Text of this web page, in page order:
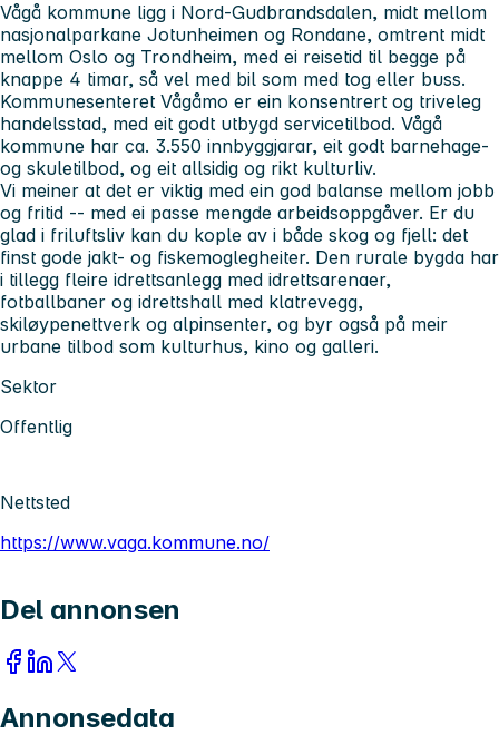
Vågå kommune ligg i Nord-Gudbrandsdalen, midt mellom
nasjonalparkane Jotunheimen og Rondane, omtrent midt
mellom Oslo og Trondheim, med ei reisetid til begge på
knappe 4 timar, så vel med bil som med tog eller buss.
Kommunesenteret Vågåmo er ein konsentrert og triveleg
handelsstad, med eit godt utbygd servicetilbod. Vågå
kommune har ca. 3.550 innbyggjarar, eit godt barnehage-
og skuletilbod, og eit allsidig og rikt kulturliv.
Vi meiner at det er viktig med ein god balanse mellom jobb
og fritid -- med ei passe mengde arbeidsoppgåver. Er du
glad i friluftsliv kan du kople av i både skog og fjell: det
finst gode jakt- og fiskemoglegheiter. Den rurale bygda har
i tillegg fleire idrettsanlegg med idrettsarenaer,
fotballbaner og idrettshall med klatrevegg,
skiløypenettverk og alpinsenter, og byr også på meir
urbane tilbod som kulturhus, kino og galleri.
Sektor
Offentlig
Nettsted
https://www.vaga.kommune.no/
Del annonsen
Annonsedata